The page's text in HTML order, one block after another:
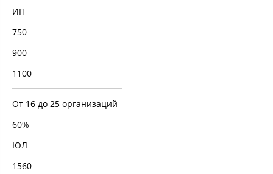
ИП
750
900
1100
От 16 до 25 организаций
60%
ЮЛ
1560